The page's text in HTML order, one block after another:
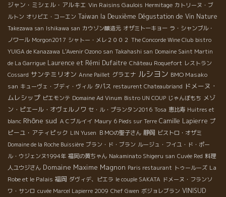
ジャン・ミシェル・アルキエ Vin Raisins Gaulois Hermitage カトリーヌ・ブ
ルトン オリビエ・コーエン Taiwan la Deuxième Dégustation de Vin Nature
Takezawa san Ishikawa san カウゾン醸造元 オザミトーキョー ラ・シャンブル・
ノワール Morgon2017 シャトー・メレ２００２ The Concorde Wine Club bistro
YUIGA de Kanazawa L'Avenir Ozono san Takahashi san Domaine Saint Martin
de La Garrigue Laurence et Rémi Dufaitre Château Roquefort レストラン
Cossard サンテミリオン Anne Paillet グラエナ ルシヨン BMO Masako
san キューヴェ・ブディ・ヴィル タパス restaurent Chateaubriand ドメーヌ・
ムレシップ ピエモンテ Domaine Ad Vinum Bistro UN COUP じゃんぼもち メゾ
ン・ピエール・オヴェルノワ セ・ル・プランタン2016 Tosa 恵比寿 Huitres et
blanc Rhône sud ＡＣブルイイ Maury 6 Pieds sur Terre Camille Lapierre プ
ピーユ・アティピック LIN Yusen ＢＭОの聖子さん 静岡 ビストロ・オザミ
Domaine de la Roche Buissière ブラン・ド・ブラン ルージュ・フイユ・ド・ポー
ル・ウジェンヌ1994年 福岡の黄ちゃん Nakaminato Shigeru san Cuvée Red 料理
人ユウジさん Domaine Maxime Magnon Paris restaurant トゥールーズ La
Robe et le Palais 福岡 ダヴィデ、ピエラ le couple SAKATA ドメーヌ・フランソ
ワ・サンロ cuvée Marcel Lapierre 2009 Chef Gwen ボジョレブラン VINISUD